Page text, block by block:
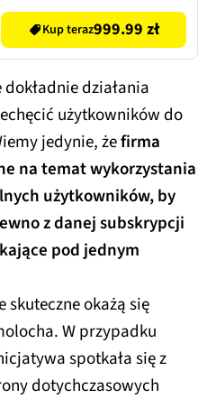
Kup teraz999.99 zł
działania
użytkowników do
jedynie, żefirma
na temat wykorzystania
użytkowników, by
z danej subskrypcji
pod jednym
skuteczne okażą się
W przypadku
spotkała się z
dotychczasowych